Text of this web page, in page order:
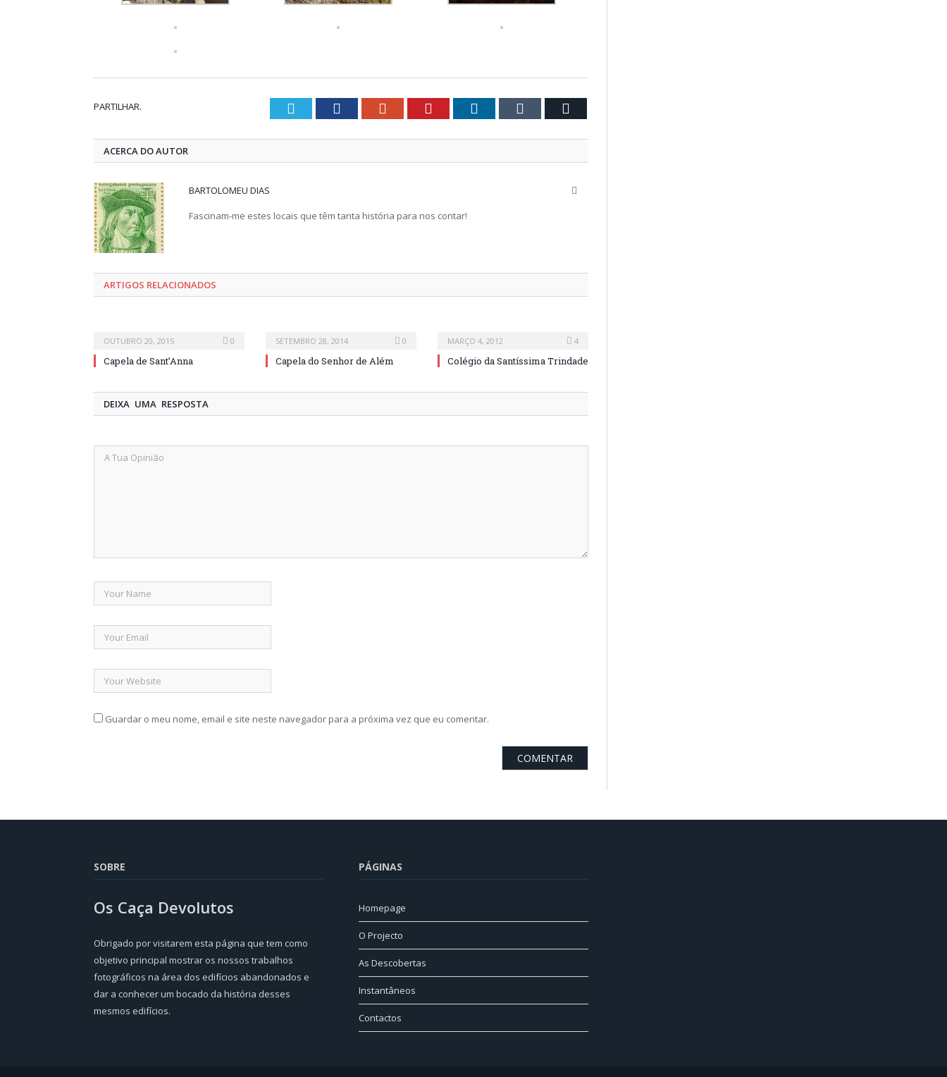
PARTILHAR. Twitter Facebook Google+ Pinterest LinkedIn Tumblr
ACERCA DO AUTOR
BARTOLOMEU DIAS
Fascinam-me estes locais que têm tanta história para nos contar!
ARTIGOS RELACIONADOS
OUTUBRO 20, 2015 0
Capela de Sant’Anna
SETEMBRO 28, 2014 0
Capela do Senhor de Além
MARÇO 4, 2012 4
Colégio da Santíssima Trindade
DEIXA UMA RESPOSTA
Guardar o meu nome, email e site neste navegador para a próxima vez que eu comentar.
SOBRE
Os Caça Devolutos
Obrigado por visitarem esta página que tem como
objetivo principal mostrar os nossos trabalhos
fotográficos na área dos edifícios abandonados e
dar a conhecer um bocado da história desses
mesmos edifícios.
PÁGINAS
Homepage
O Projecto
As Descobertas
Instantâneos
Contactos